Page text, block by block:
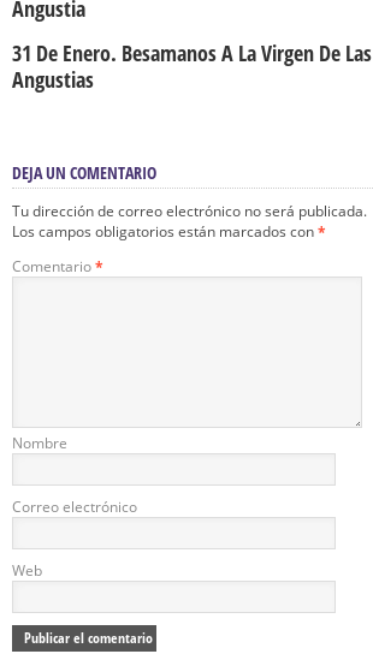
Angustia
31 De Enero. Besamanos A La Virgen De Las
Angustias
DEJA UN COMENTARIO
Tu dirección de correo electrónico no será publicada.
Los campos obligatorios están marcados con*
Comentario*
Nombre
Correo electrónico
Web